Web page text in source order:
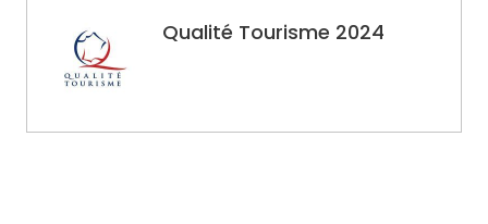
Qualité Tourisme 2024